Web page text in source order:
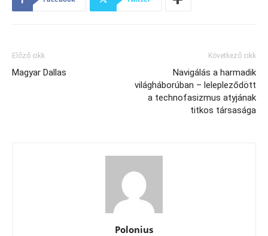
Előző cikk
Magyar Dallas
Következő cikk
Navigálás a harmadik
világháborúban – lelepleződött
a technofasizmus atyjának
titkos társasága
Polonius